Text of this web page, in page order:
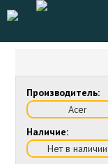
Производитель:
Acer
Наличие:
Нет в наличии